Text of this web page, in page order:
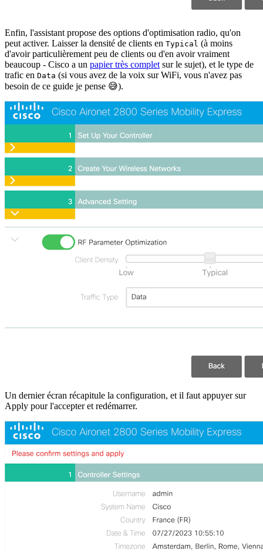
Enfin, l'assistant propose des options d'optimisation radio, qu'on
peut activer. Laisser la densité de clients en Typical (à moins
d'avoir particulièrement peu de clients ou d'en avoir vraiment
beaucoup - Cisco a un papier très complet sur le sujet), et le type de
trafic en Data (si vous avez de la voix sur WiFi, vous n'avez pas
besoin de ce guide je pense 😅).
Un dernier écran récapitule la configuration, et il faut appuyer sur
Apply pour l'accepter et redémarrer.